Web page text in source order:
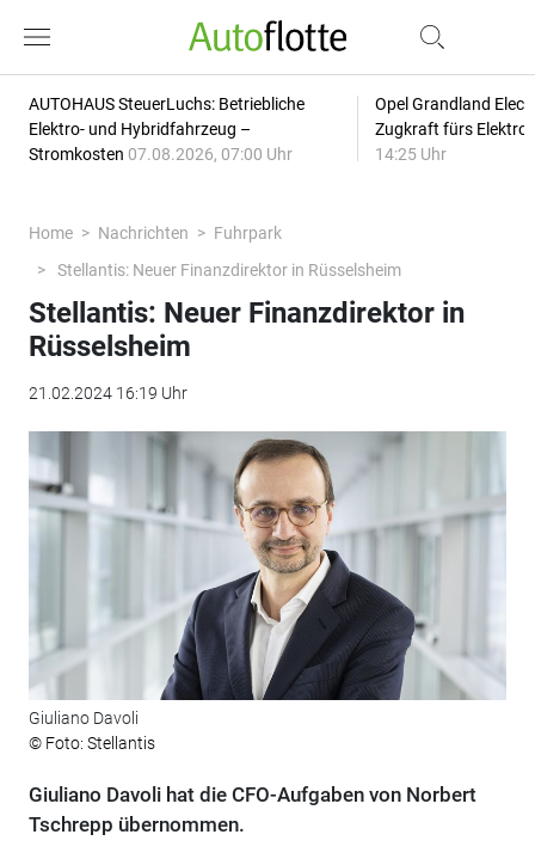
AUTOHAUS SteuerLuchs: Betriebliche
Elektro- und Hybridfahrzeug –
Stromkosten 07.08.2026, 07:00 Uhr
Opel Grandland
Zugkraft fürs
14:25 Uhr
Home Nachrichten
Fuhrpark
Stellantis: Neuer Finanzdirektor in Rüsselsheim
Stellantis: Neuer Finanzdirektor in
Rüsselsheim
21.02.2024 16:19 Uhr
Giuliano Davoli
© Foto: Stellantis
Giuliano Davoli hat die CFO-Aufgaben von Norbert
Tschrepp übernommen.